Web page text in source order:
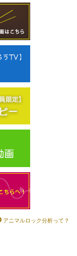
アニマルロック分析って？